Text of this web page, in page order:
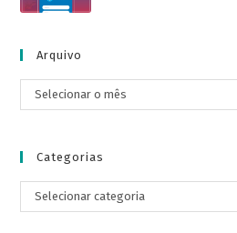
Arquivo
Selecionar o mês
Categorias
Selecionar categoria